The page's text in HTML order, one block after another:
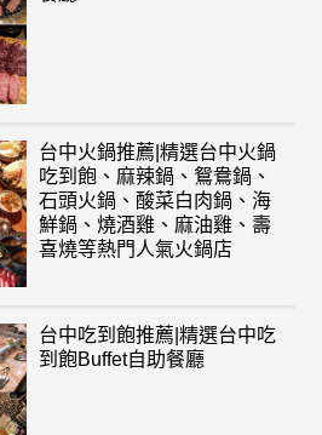
台中火鍋推薦|精選台中火鍋
吃到飽、麻辣鍋、鴛鴦鍋、
石頭火鍋、酸菜白肉鍋、海
鮮鍋、燒酒雞、麻油雞、壽
喜燒等熱門人氣火鍋店
台中吃到飽推薦|精選台中吃
到飽Buffet自助餐廳